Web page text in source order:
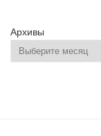
Архивы